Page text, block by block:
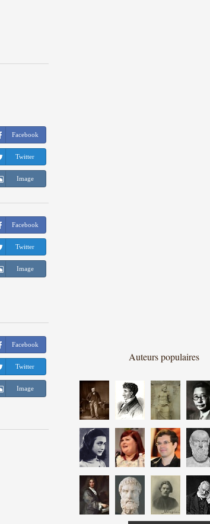
Facebook
Twitter
Image
Facebook
Twitter
Image
Facebook
Twitter
Image
Auteurs populaires